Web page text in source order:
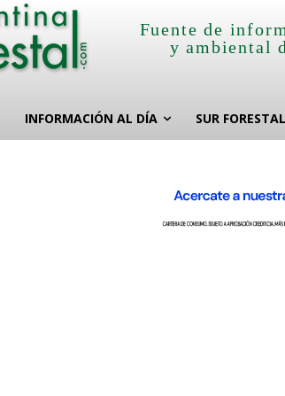
Fuente de
y ambiental
INFORMACIÓN AL DÍA SUR FORESTAL